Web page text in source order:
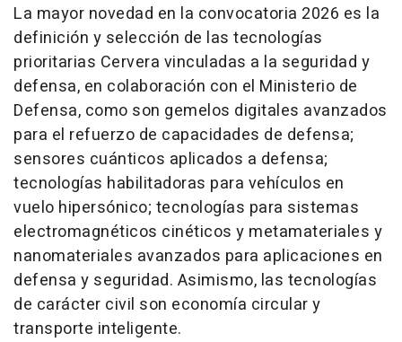
La mayor novedad en la convocatoria 2026 es la
definición y selección de las tecnologías
prioritarias Cervera vinculadas a la seguridad y
defensa, en colaboración con el Ministerio de
Defensa, como son gemelos digitales avanzados
para el refuerzo de capacidades de defensa;
sensores cuánticos aplicados a defensa;
tecnologías habilitadoras para vehículos en
vuelo hipersónico; tecnologías para sistemas
electromagnéticos cinéticos y metamateriales y
nanomateriales avanzados para aplicaciones en
defensa y seguridad. Asimismo, las tecnologías
de carácter civil son economía circular y
transporte inteligente.